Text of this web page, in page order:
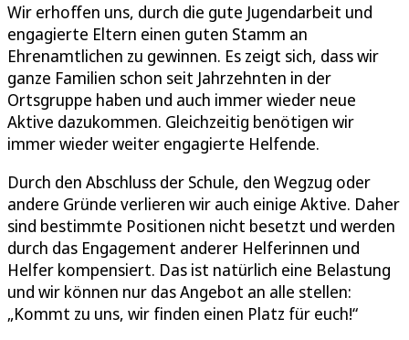
Wir erhoffen uns, durch die gute Jugendarbeit und
engagierte Eltern einen guten Stamm an
Ehrenamtlichen zu gewinnen. Es zeigt sich, dass wir
ganze Familien schon seit Jahrzehnten in der
Ortsgruppe haben und auch immer wieder neue
Aktive dazukommen. Gleichzeitig benötigen wir
immer wieder weiter engagierte Helfende.
Durch den Abschluss der Schule, den Wegzug oder
andere Gründe verlieren wir auch einige Aktive. Daher
sind bestimmte Positionen nicht besetzt und werden
durch das Engagement anderer Helferinnen und
Helfer kompensiert. Das ist natürlich eine Belastung
und wir können nur das Angebot an alle stellen:
„Kommt zu uns, wir finden einen Platz für euch!“